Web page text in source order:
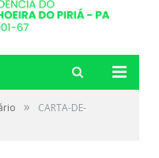
»
CARTA-DE-